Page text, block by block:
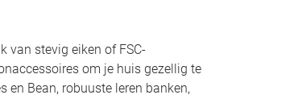
van stevig eiken of FSC-
om je huis gezellig te
en Bean, robuuste leren banken,